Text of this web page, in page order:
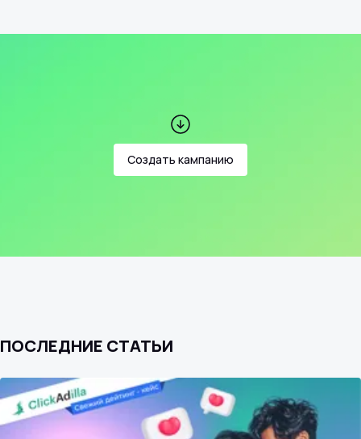
Создать кампанию
ПОСЛЕДНИЕ СТАТЬИ